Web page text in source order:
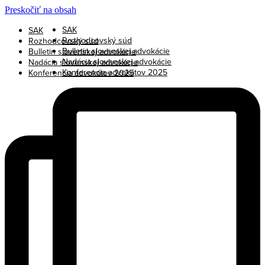
Preskočiť na obsah
SAK
Rozhodcovský súd
Bulletin slovenskej advokácie
Nadácia slovenskej advokácie
Konferencia advokátov 2025
SAK
Rozhodcovský súd
Bulletin slovenskej advokácie
Nadácia slovenskej advokácie
Konferencia advokátov 2025